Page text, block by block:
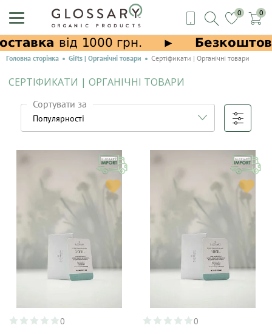
0 0
Головна сторінка Gifts | Органічні товари Сертіфикати | Органічні товари
СЕРТІФИКАТИ | ОРГАНІЧНІ ТОВАРИ
Сортувати за
0
0